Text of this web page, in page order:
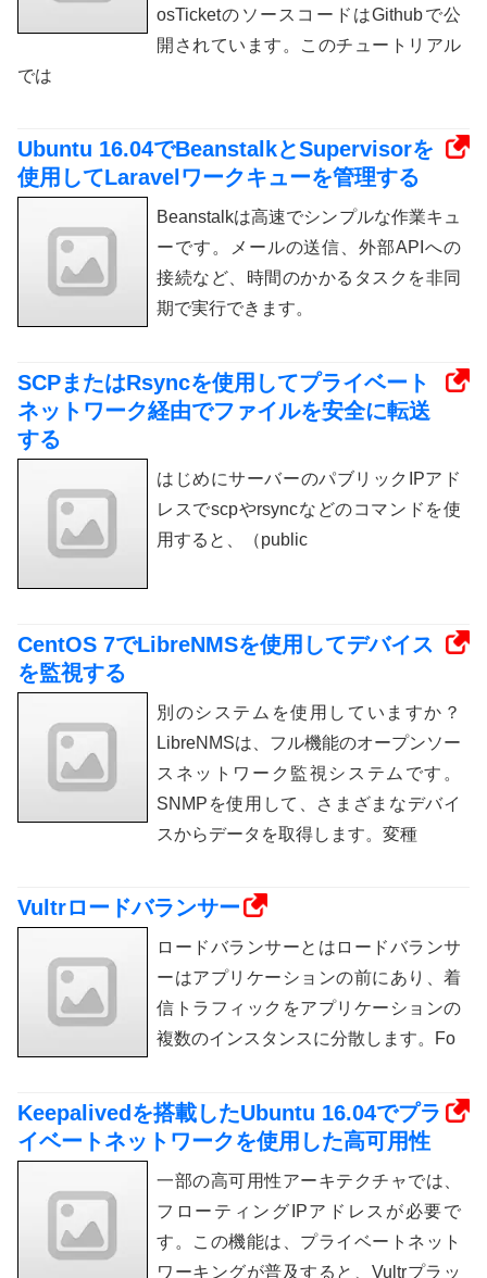
osTicketのソースコードはGithubで公
開されています。このチュートリアル
では
Ubuntu 16.04でBeanstalkとSupervisorを
使用してLaravelワークキューを管理する
Beanstalkは高速でシンプルな作業キュ
ーです。メールの送信、外部APIへの
接続など、時間のかかるタスクを非同
期で実行できます。
SCPまたはRsyncを使用してプライベート
ネットワーク経由でファイルを安全に転送
する
はじめにサーバーのパブリックIPアド
レスでscpやrsyncなどのコマンドを使
用すると、（public
CentOS 7でLibreNMSを使用してデバイス
を監視する
別のシステムを使用していますか？
LibreNMSは、フル機能のオープンソー
スネットワーク監視システムです。
SNMPを使用して、さまざまなデバイ
スからデータを取得します。変種
Vultrロードバランサー
ロードバランサーとはロードバランサ
ーはアプリケーションの前にあり、着
信トラフィックをアプリケーションの
複数のインスタンスに分散します。Fo
Keepalivedを搭載したUbuntu 16.04でプラ
イベートネットワークを使用した高可用性
一部の高可用性アーキテクチャでは、
フローティングIPアドレスが必要で
す。この機能は、プライベートネット
ワーキングが普及すると、Vultrプラッ